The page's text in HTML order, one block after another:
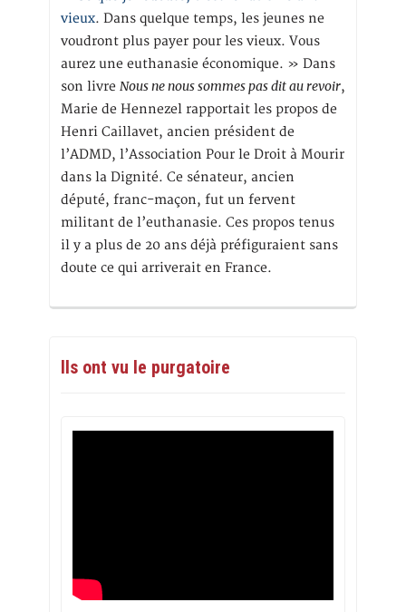
vieux. Dans quelque temps, les jeunes ne
voudront plus payer pour les vieux. Vous
aurez une euthanasie économique. » Dans
son livre Nous ne nous sommes pas dit au revoir,
Marie de Hennezel rapportait les propos de
Henri Caillavet, ancien président de
l’ADMD, l’Association Pour le Droit à Mourir
dans la Dignité. Ce sénateur, ancien
député, franc-maçon, fut un fervent
militant de l’euthanasie. Ces propos tenus
il y a plus de 20 ans déjà préfiguraient sans
doute ce qui arriverait en France.
Ils ont vu le purgatoire